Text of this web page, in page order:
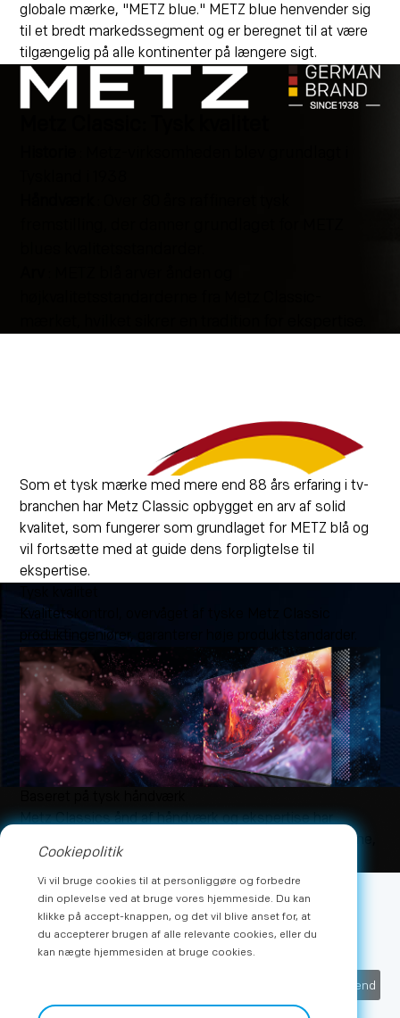
globale mærke, "METZ blue." METZ blue henvender sig
til et bredt markedssegment og er beregnet til at være
tilgængelig på alle kontinenter på længere sigt.
Som et tysk mærke med mere end 88 års erfaring i tv-
branchen har Metz Classic opbygget en arv af solid
kvalitet, som fungerer som grundlaget for METZ blå og
vil fortsætte med at guide dens forpligtelse til
ekspertise.
Kvalitetskontrol, overvåget af tyske Metz Classic
produktingeniører, garanterer høje produktstandarder.
Metz Classics ånd af håndværk og ekspertise har
opbygget en høj grad af tillid til brandet blandt brugerne,
hvilket danner grundlaget for METZ blue.
Abonner
Få de seneste nyheder og eksklusive tilbud fra METZ
Indsend
Cookiepolitik
Vi vil bruge cookies til at personliggøre og forbedre
din oplevelse ved at bruge vores hjemmeside. Du kan
klikke på accept-knappen, og det vil blive anset for, at
du accepterer brugen af alle relevante cookies, eller du
kan nægte hjemmesiden at bruge cookies.